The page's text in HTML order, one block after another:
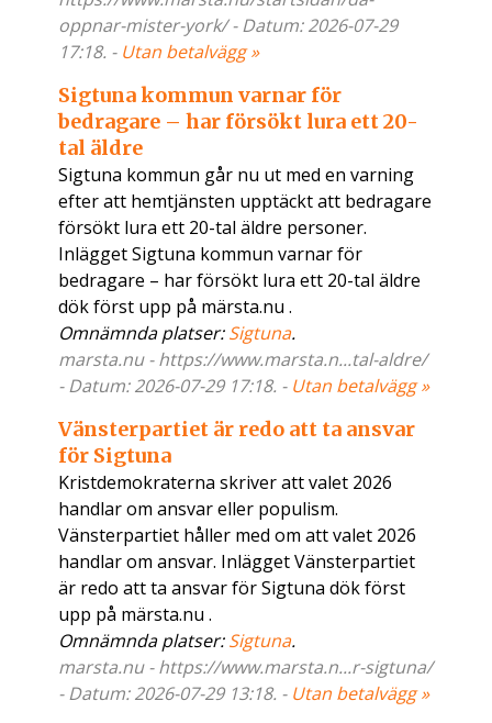
oppnar-mister-york/ - Datum: 2026-07-29
17:18. - Utan betalvägg »
Sigtuna kommun varnar för
bedragare – har försökt lura ett 20-
tal äldre
Sigtuna kommun går nu ut med en varning
efter att hemtjänsten upptäckt att bedragare
försökt lura ett 20-tal äldre personer.
Inlägget Sigtuna kommun varnar för
bedragare – har försökt lura ett 20-tal äldre
dök först upp på märsta.nu .
Omnämnda platser:Sigtuna.
marsta.nu - https://www.marsta.n...tal-aldre/
- Datum: 2026-07-29 17:18. - Utan betalvägg »
Vänsterpartiet är redo att ta ansvar
för Sigtuna
Kristdemokraterna skriver att valet 2026
handlar om ansvar eller populism.
Vänsterpartiet håller med om att valet 2026
handlar om ansvar. Inlägget Vänsterpartiet
är redo att ta ansvar för Sigtuna dök först
upp på märsta.nu .
Omnämnda platser:Sigtuna.
marsta.nu - https://www.marsta.n...r-sigtuna/
- Datum: 2026-07-29 13:18. - Utan betalvägg »